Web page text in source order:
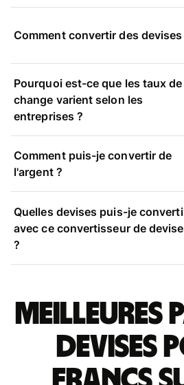
Comment convertir des devises
Pourquoi est-ce que les taux de
change varient selon les
entreprises ?
Comment puis-je convertir de
l'argent ?
Quelles devises puis-je
avec ce convertisseur de
?
Meilleures
devises